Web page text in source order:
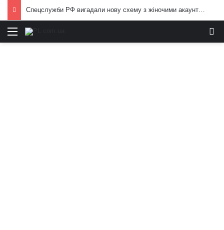
Спецслужби РФ вигадали нову схему з жіночими акаунтами в Україні: як виманюють військових
Меню